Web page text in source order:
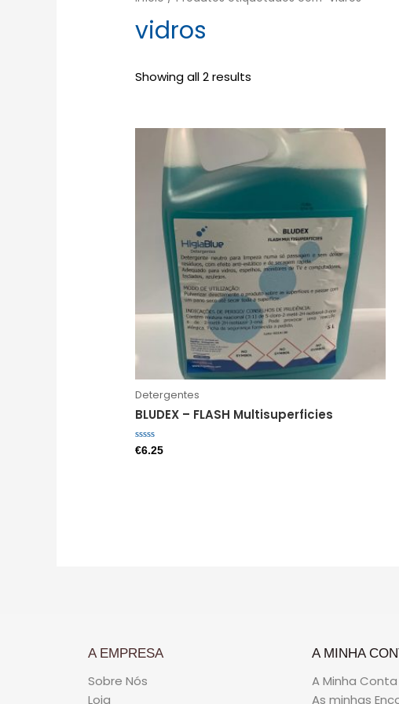
vidros
Showing all 2 results
Detergentes
BLUDEX – FLASH Multisuperficies
Avaliação
0
€6.25
A EMPRESA
Sobre Nós
Loja
A MINHA
A Minha Conta
As minhas